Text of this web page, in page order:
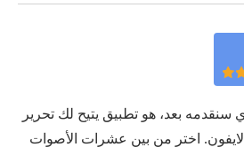
سنقدمه بعد، هو تطبيق يتيح لك تحرير
اختر من بين عشرات الأصوات